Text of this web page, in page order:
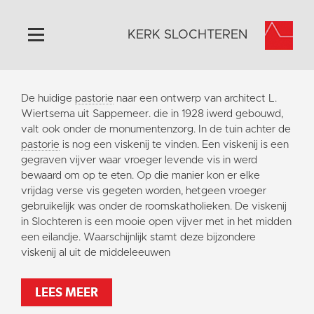
Home
Algemeen
Historie
Omgeving
Activiteiten
Steun ons
Contact
Vaktaal
KERK SLOCHTEREN
De huidige pastorie naar een ontwerp van architect L.
Wiertsema uit Sappemeer. die in 1928 iwerd gebouwd,
valt ook onder de monumentenzorg. In de tuin achter de
pastorie is nog een viskenij te vinden. Een viskenij is een
gegraven vijver waar vroeger levende vis in werd
bewaard om op te eten. Op die manier kon er elke
vrijdag verse vis gegeten worden, hetgeen vroeger
gebruikelijk was onder de roomskatholieken. De viskenij
in Slochteren is een mooie open vijver met in het midden
een eilandje. Waarschijnlijk stamt deze bijzondere
viskenij al uit de middeleeuwen
LEES MEER